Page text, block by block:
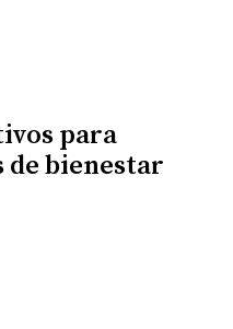
para
bienestar